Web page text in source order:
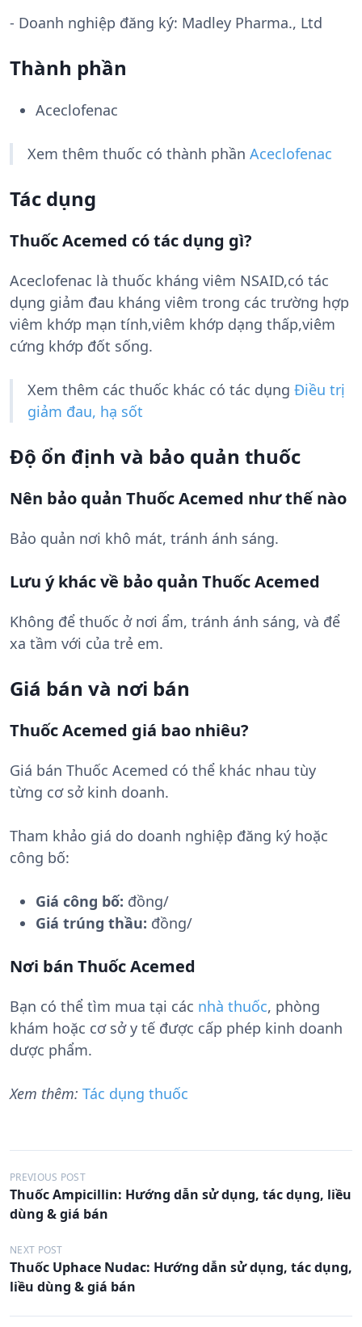
- Doanh nghiệp đăng ký: Madley Pharma., Ltd
Thành phần
Aceclofenac
Xem thêm thuốc có thành phần Aceclofenac
Tác dụng
Thuốc Acemed có tác dụng gì?
Aceclofenac là thuốc kháng viêm NSAID,có tác
dụng giảm đau kháng viêm trong các trường hợp
viêm khớp mạn tính,viêm khớp dạng thấp,viêm
cứng khớp đốt sống.
Xem thêm các thuốc khác có tác dụng Điều trị
giảm đau, hạ sốt
Độ ổn định và bảo quản thuốc
Nên bảo quản Thuốc Acemed như thế nào
Bảo quản nơi khô mát, tránh ánh sáng.
Lưu ý khác về bảo quản Thuốc Acemed
Không để thuốc ở nơi ẩm, tránh ánh sáng, và để
xa tầm với của trẻ em.
Giá bán và nơi bán
Thuốc Acemed giá bao nhiêu?
Giá bán Thuốc Acemed có thể khác nhau tùy
từng cơ sở kinh doanh.
Tham khảo giá do doanh nghiệp đăng ký hoặc
công bố:
Giá công bố: đồng/
Giá trúng thầu: đồng/
Nơi bán Thuốc Acemed
Bạn có thể tìm mua tại các nhà thuốc, phòng
khám hoặc cơ sở y tế được cấp phép kinh doanh
dược phẩm.
Xem thêm: Tác dụng thuốc
Đ
i
u
h
PREVIOUS POST
Thuốc Ampicillin: Hướng dẫn sử dụng, tác dụng, liều
dùng & giá bán
NEXT POST
Thuốc Uphace Nudac: Hướng dẫn sử dụng, tác dụng,
liều dùng & giá bán